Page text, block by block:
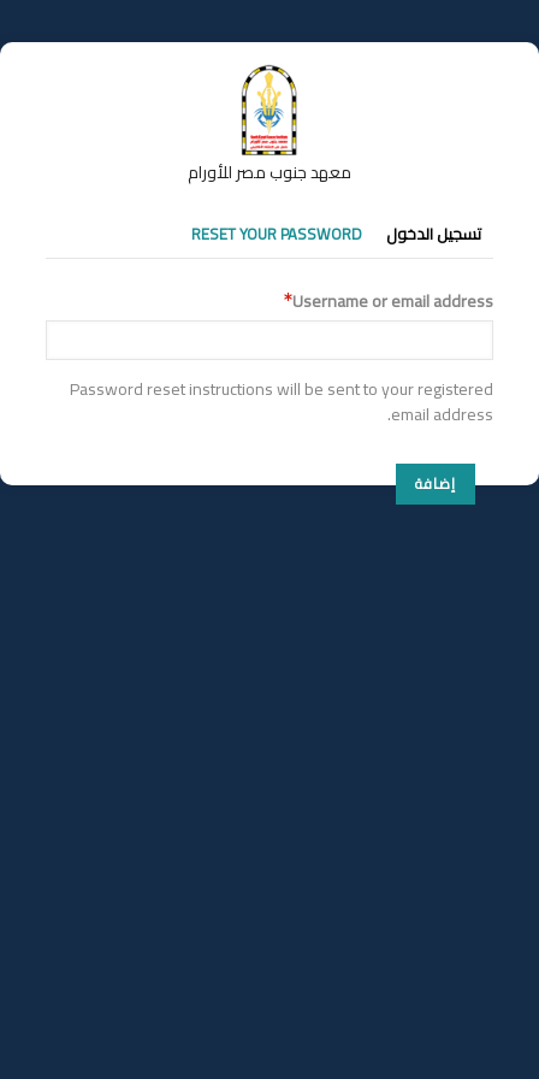
إلى
المحتوى
معهد جنوب مصر للأورام
التبويبات
الأساسية
تسجيل الدخول RESET YOUR PASSWORD
Username or email address
Password reset instructions will be sent to your registered
email address.